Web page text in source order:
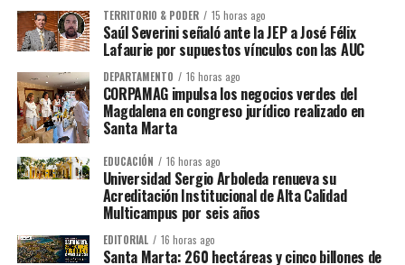
TERRITORIO & PODER 15 horas ago
Saúl Severini señaló ante la JEP a José Félix
Lafaurie por supuestos vínculos con las AUC
DEPARTAMENTO 16 horas ago
CORPAMAG impulsa los negocios verdes del
Magdalena en congreso jurídico realizado en
Santa Marta
EDUCACIÓN 16 horas ago
Universidad Sergio Arboleda renueva su
Acreditación Institucional de Alta Calidad
Multicampus por seis años
EDITORIAL 16 horas ago
Santa Marta: 260 hectáreas y cinco billones de